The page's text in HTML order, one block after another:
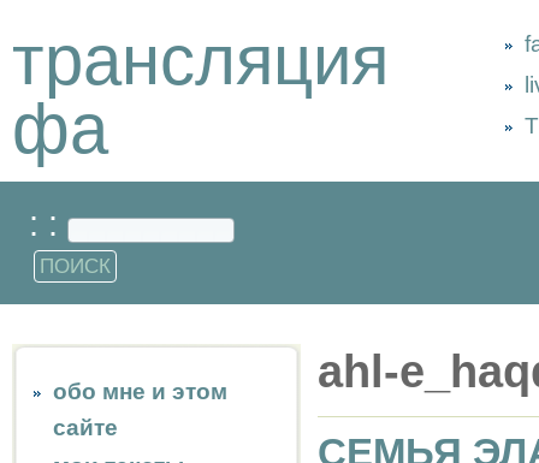
трансляция
фа
: :
обо мне и этом
сайте
ahl-
СЕМЬЯ